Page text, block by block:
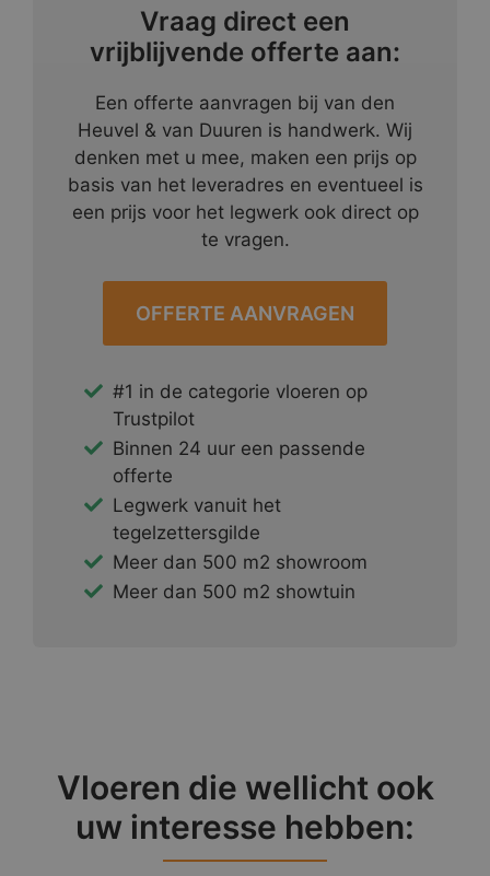
Vraag direct een
vrijblijvende offerte aan:
Een offerte aanvragen bij van den
Heuvel & van Duuren is handwerk. Wij
denken met u mee, maken een prijs op
basis van het leveradres en eventueel is
een prijs voor het legwerk ook direct op
te vragen.
OFFERTE AANVRAGEN
#1 in de categorie vloeren op
Trustpilot
Binnen 24 uur een passende
offerte
Legwerk vanuit het
tegelzettersgilde
Meer dan 500 m2 showroom
Meer dan 500 m2 showtuin
Vloeren die wellicht ook
uw interesse hebben: